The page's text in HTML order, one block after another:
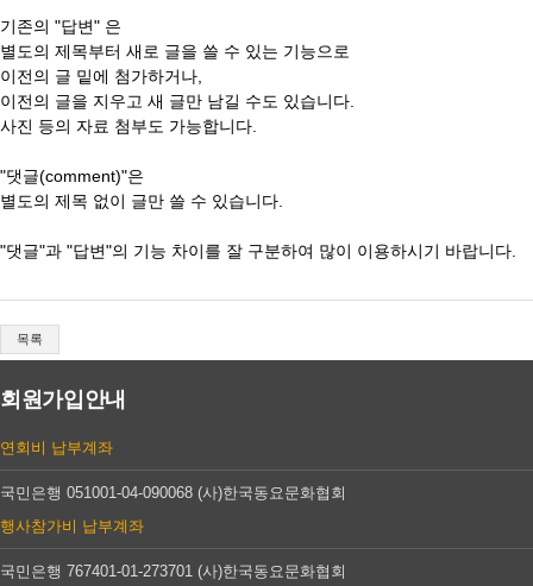
기존의 "답변" 은
별도의 제목부터 새로 글을 쓸 수 있는 기능으로
이전의 글 밑에 첨가하거나,
이전의 글을 지우고 새 글만 남길 수도 있습니다.
사진 등의 자료 첨부도 가능합니다.
"댓글(comment)"은
별도의 제목 없이 글만 쓸 수 있습니다.
"댓글"과 "답변"의 기능 차이를 잘 구분하여 많이 이용하시기 바랍니다.
목록
회원가입안내
연회비 납부계좌
국민은행 051001-04-090068 (사)한국동요문화협회
행사참가비 납부계좌
국민은행 767401-01-273701 (사)한국동요문화협회